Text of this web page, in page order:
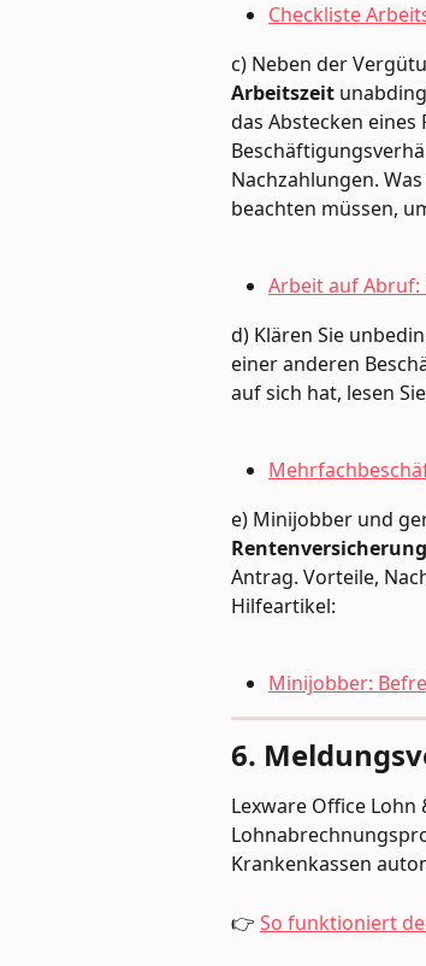
Checkliste
c) Neben der
Arbeitszeit
das Abstecken
Nachzahlungen.
beachten müssen,
Arbeit auf Abruf:
d) Klären Sie
einer anderen
auf sich hat, lesen
e) Minijobber und
Antrag. Vorteile,
Hilfeartikel:
Minijobber:
6.
Lexware Office Lohn
Krankenkassen
👉 So funktioniert